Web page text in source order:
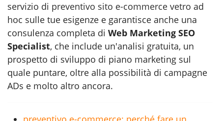
servizio di preventivo sito e-commerce vetro ad
hoc sulle tue esigenze e garantisce anche una
consulenza completa di Web Marketing SEO
Specialist, che include un'analisi gratuita, un
prospetto di sviluppo di piano marketing sul
quale puntare, oltre alla possibilità di campagne
ADs e molto altro ancora.